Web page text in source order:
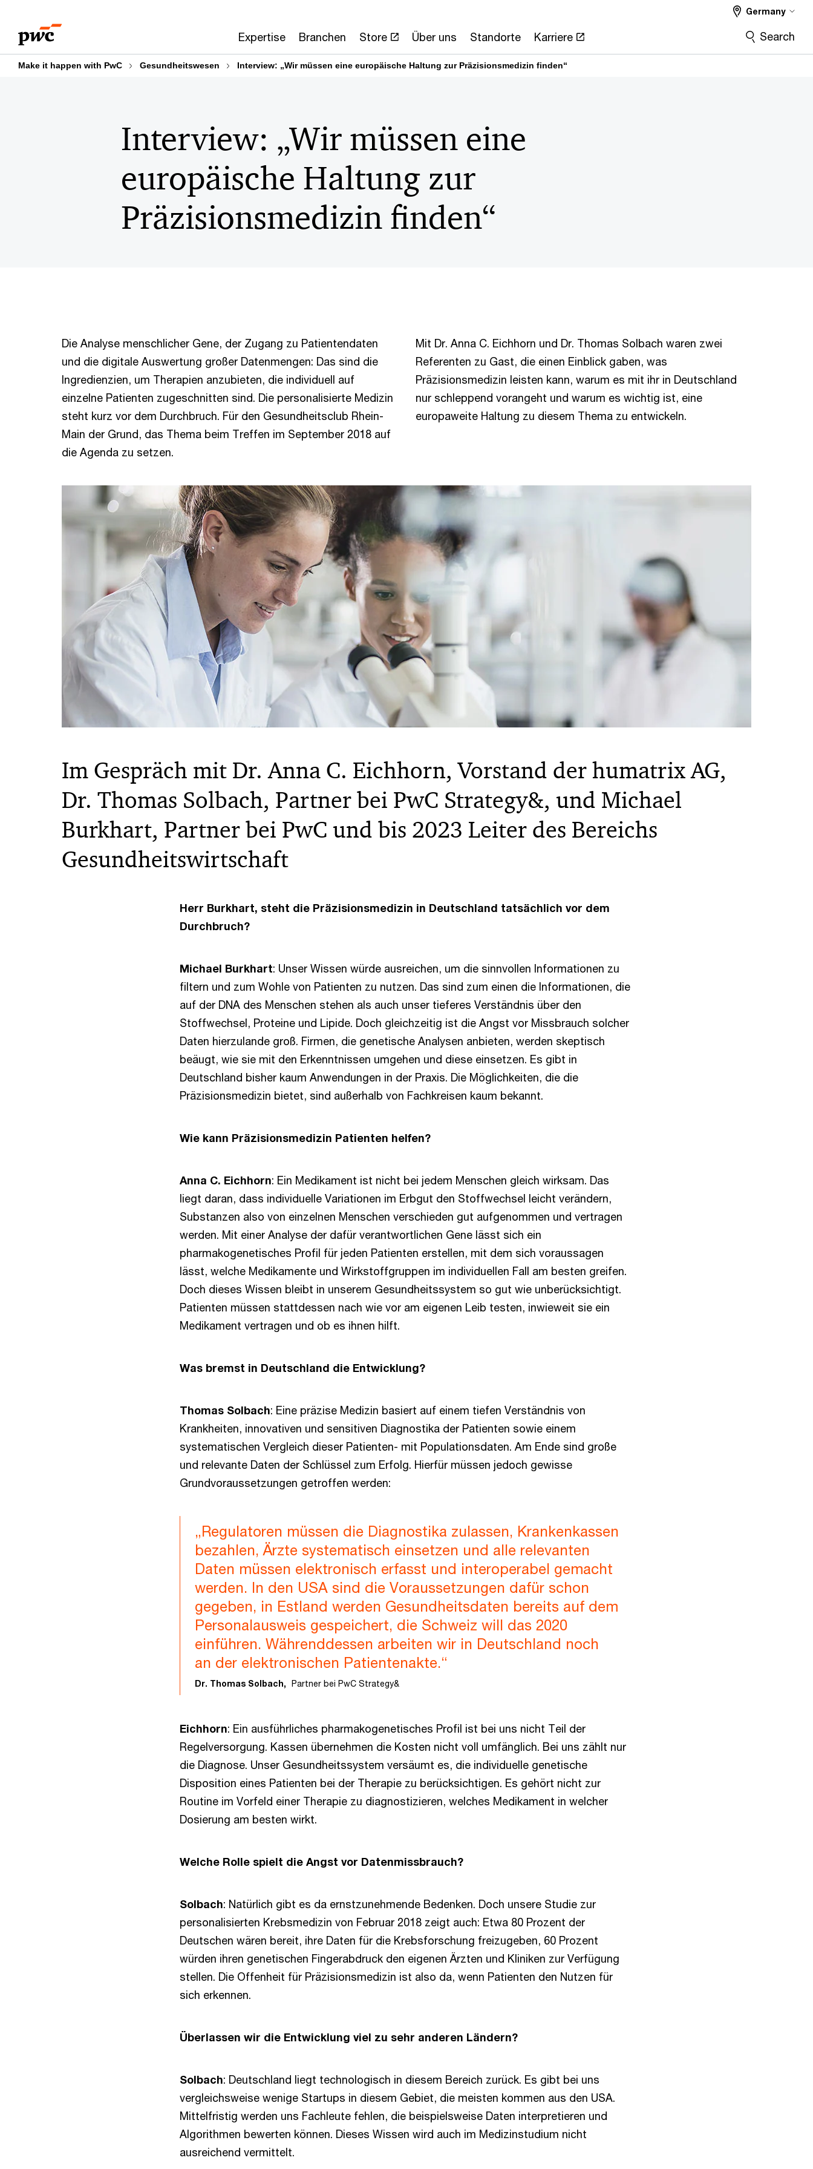
content
footer
Expertise Branchen Store Über uns Standorte Karriere
Germany
Search
Make it happen with PwC Gesundheitswesen Interview: „Wir müssen eine europäische Haltung zur Präzisionsmedizin finden“
Interview: „Wir müssen eine
europäische Haltung zur
Präzisionsmedizin finden“
Die Analyse menschlicher Gene, der Zugang zu Patientendaten
und die digitale Auswertung großer Datenmengen: Das sind die
Ingredienzien, um Therapien anzubieten, die individuell auf
einzelne Patienten zugeschnitten sind. Die personalisierte Medizin
steht kurz vor dem Durchbruch. Für den Gesundheitsclub Rhein-
Main der Grund, das Thema beim Treffen im September 2018 auf
die Agenda zu setzen.
Mit Dr. Anna C. Eichhorn und Dr. Thomas Solbach waren zwei
Referenten zu Gast, die einen Einblick gaben, was
Präzisionsmedizin leisten kann, warum es mit ihr in Deutschland
nur schleppend vorangeht und warum es wichtig ist, eine
europaweite Haltung zu diesem Thema zu entwickeln.
Im Gespräch mit Dr. Anna C. Eichhorn, Vorstand der humatrix AG,
Dr. Thomas Solbach, Partner bei PwC Strategy&, und Michael
Burkhart, Partner bei PwC und bis 2023 Leiter des Bereichs
Gesundheitswirtschaft
Herr Burkhart, steht die Präzisionsmedizin in Deutschland tatsächlich vor dem
Durchbruch?
Michael Burkhart: Unser Wissen würde ausreichen, um die sinnvollen Informationen zu
filtern und zum Wohle von Patienten zu nutzen. Das sind zum einen die Informationen, die
auf der DNA des Menschen stehen als auch unser tieferes Verständnis über den
Stoffwechsel, Proteine und Lipide. Doch gleichzeitig ist die Angst vor Missbrauch solcher
Daten hierzulande groß. Firmen, die genetische Analysen anbieten, werden skeptisch
beäugt, wie sie mit den Erkenntnissen umgehen und diese einsetzen. Es gibt in
Deutschland bisher kaum Anwendungen in der Praxis. Die Möglichkeiten, die die
Präzisionsmedizin bietet, sind außerhalb von Fachkreisen kaum bekannt.
Wie kann Präzisionsmedizin Patienten helfen?
Anna C. Eichhorn: Ein Medikament ist nicht bei jedem Menschen gleich wirksam. Das
liegt daran, dass individuelle Variationen im Erbgut den Stoffwechsel leicht verändern,
Substanzen also von einzelnen Menschen verschieden gut aufgenommen und vertragen
werden. Mit einer Analyse der dafür verantwortlichen Gene lässt sich ein
pharmakogenetisches Profil für jeden Patienten erstellen, mit dem sich voraussagen
lässt, welche Medikamente und Wirkstoffgruppen im individuellen Fall am besten greifen.
Doch dieses Wissen bleibt in unserem Gesundheitssystem so gut wie unberücksichtigt.
Patienten müssen stattdessen nach wie vor am eigenen Leib testen, inwieweit sie ein
Medikament vertragen und ob es ihnen hilft.
Was bremst in Deutschland die Entwicklung?
Thomas Solbach: Eine präzise Medizin basiert auf einem tiefen Verständnis von
Krankheiten, innovativen und sensitiven Diagnostika der Patienten sowie einem
systematischen Vergleich dieser Patienten- mit Populationsdaten. Am Ende sind große
und relevante Daten der Schlüssel zum Erfolg. Hierfür müssen jedoch gewisse
Grundvoraussetzungen getroffen werden:
„Regulatoren müssen die Diagnostika zulassen, Krankenkassen
bezahlen, Ärzte systematisch einsetzen und alle relevanten
Daten müssen elektronisch erfasst und interoperabel gemacht
werden. In den USA sind die Voraussetzungen dafür schon
gegeben, in Estland werden Gesundheitsdaten bereits auf dem
Personalausweis gespeichert, die Schweiz will das 2020
einführen. Währenddessen arbeiten wir in Deutschland noch
an der elektronischen Patientenakte.“
Dr. Thomas Solbach, Partner bei PwC Strategy&
Eichhorn: Ein ausführliches pharmakogenetisches Profil ist bei uns nicht Teil der
Regelversorgung. Kassen übernehmen die Kosten nicht voll umfänglich. Bei uns zählt nur
die Diagnose. Unser Gesundheitssystem versäumt es, die individuelle genetische
Disposition eines Patienten bei der Therapie zu berücksichtigen. Es gehört nicht zur
Routine im Vorfeld einer Therapie zu diagnostizieren, welches Medikament in welcher
Dosierung am besten wirkt.
Welche Rolle spielt die Angst vor Datenmissbrauch?
Solbach: Natürlich gibt es da ernstzunehmende Bedenken. Doch unsere Studie zur
personalisierten Krebsmedizin von Februar 2018 zeigt auch: Etwa 80 Prozent der
Deutschen wären bereit, ihre Daten für die Krebsforschung freizugeben, 60 Prozent
würden ihren genetischen Fingerabdruck den eigenen Ärzten und Kliniken zur Verfügung
stellen. Die Offenheit für Präzisionsmedizin ist also da, wenn Patienten den Nutzen für
sich erkennen.
Überlassen wir die Entwicklung viel zu sehr anderen Ländern?
Solbach: Deutschland liegt technologisch in diesem Bereich zurück. Es gibt bei uns
vergleichsweise wenige Startups in diesem Gebiet, die meisten kommen aus den USA.
Mittelfristig werden uns Fachleute fehlen, die beispielsweise Daten interpretieren und
Algorithmen bewerten können. Dieses Wissen wird auch im Medizinstudium nicht
ausreichend vermittelt.